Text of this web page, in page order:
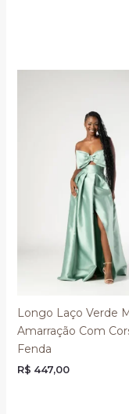
Longo Laço Verde
Amarração Com
Fenda
R$ 447,00